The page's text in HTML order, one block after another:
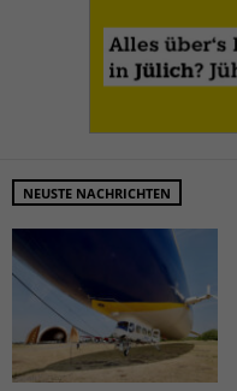
NEUSTE NACHRICHTEN